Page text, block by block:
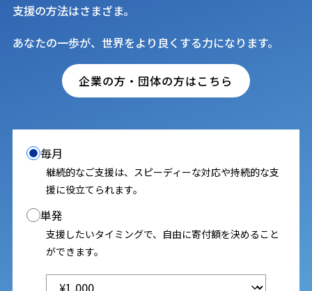
支援の方法はさまざま。
あなたの一歩が、世界をより良くする力になります。
企業の方・団体の方はこちら
毎月
継続的なご支援は、スピーディーな対応や持続的な支
援に役立てられます。
単発
支援したいタイミングで、自由に寄付額を決めること
ができます。